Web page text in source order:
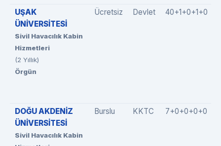
UŞAK
ÜNİVERSİTESİ
Sivil Havacılık Kabin
Hizmetleri
(2 Yıllık)
Örgün
Ücretsiz Devlet 40+1+0+1+0
DOĞU AKDENİZ
ÜNİVERSİTESİ
Sivil Havacılık Kabin
Burslu KKTC 7+0+0+0+0